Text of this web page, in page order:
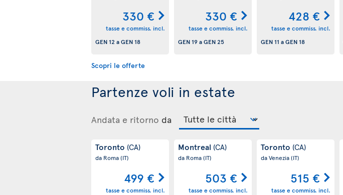
330 €
tasse e commiss. incl.
GEN 12 aGEN 18
330 €
tasse e commiss. incl.
GEN 19aGEN 25
428 €
tasse e commiss. incl.
GEN 11 aGEN 18
Scopri le offerte
Partenze voli in estate
Andata e ritorno da
Toronto (CA)
da Roma(IT)
499 €
tasse e commiss. incl.
Montreal (CA)
da Roma(IT)
503 €
tasse e commiss. incl.
Toronto (CA)
da Venezia(IT)
515 €
tasse e commiss. incl.